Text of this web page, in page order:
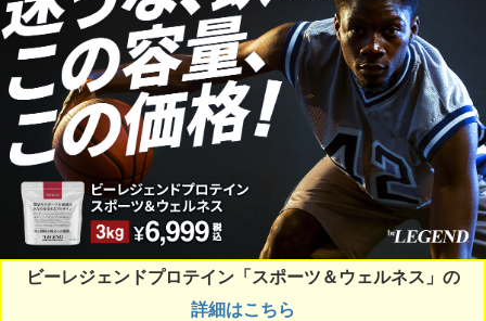
ビーレジェンドプロテイン「スポーツ＆ウェルネス」の
詳細はこちら